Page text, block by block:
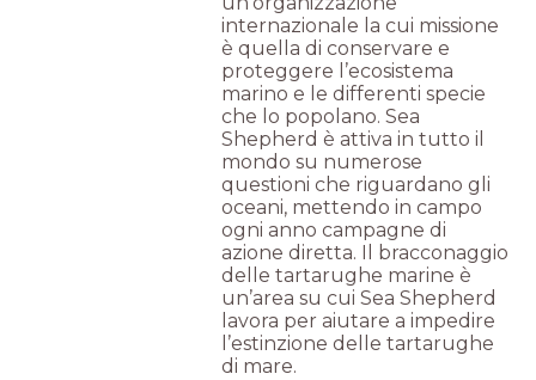
internazionale la cui missione
è quella di conservare e
proteggere l’ecosistema
marino e le differenti specie
che lo popolano. Sea
Shepherd è attiva in tutto il
mondo su numerose
questioni che riguardano gli
oceani, mettendo in campo
ogni anno campagne di
azione diretta. Il bracconaggio
delle tartarughe marine è
un’area su cui Sea Shepherd
lavora per aiutare a impedire
l’estinzione delle tartarughe
di mare.